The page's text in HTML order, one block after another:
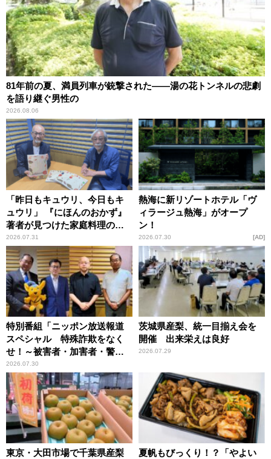
81年前の夏、満員列車が銃撃された――湯の花トンネルの悲劇
を語り継ぐ男性の
2026.08.06
「昨日もキュウリ、今日もキ
ュウリ」 『にほんのおかず』
著者が見つけた家庭料理の知
恵
2026.07.31
熱海に新リゾートホテル「ヴ
ィラージュ熱海」がオープ
ン！
2026.07.30 AD
特別番組「ニッポン放送報道
スペシャル 特殊詐欺をなく
せ！～被害者・加害者・警視
庁が語るトクリュウの実態
～」放送
2026.07.30
茨城県産梨、統一目揃え会を
開催 出来栄えは良好
2026.07.29
東京・大田市場で千葉県産梨
夏帆もびっくり！？「やよい